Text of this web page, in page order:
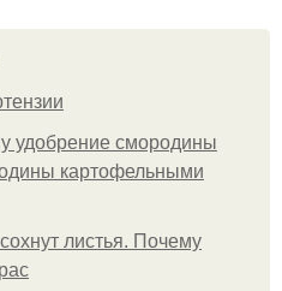
удобрение смородины
картофельными
листья. Почему